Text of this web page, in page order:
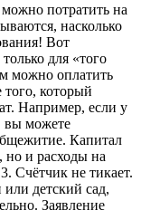
потратить на
насколько
Вот
для «того
можно оплатить
который
Например, если у
вы можете
Капитал
но и расходы на
Счётчик не тикает.
детский сад,
Заявление